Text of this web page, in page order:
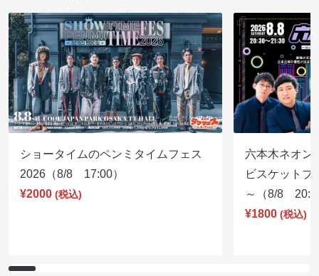
ショータイムのペンミタイムフェス
2026（8/8 17:00）
¥2000 (税込)
六本木ネオン
ビスケットブ
～（8/8
¥1800 (税込)